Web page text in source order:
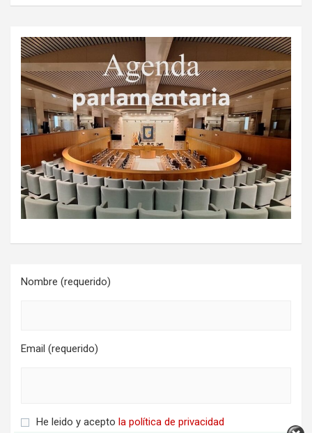
Nombre (requerido)
Email (requerido)
He leido y acepto la política de privacidad